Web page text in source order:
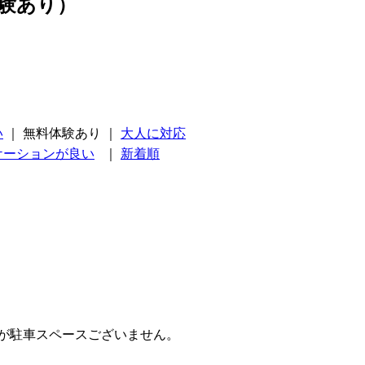
あり）
無料体験あり
大人に対応
ションが良い
新着順
車スペースございません。